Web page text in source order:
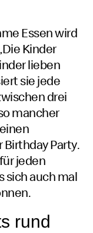
Essen wird
Kinder
lieben
sie jede
drei
mancher
Birthday Party.
jeden
sich auch mal
rund